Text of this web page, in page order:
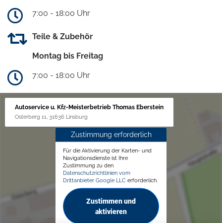
7:00 - 18:00 Uhr
Teile & Zubehör
Montag bis Freitag
7:00 - 18:00 Uhr
Autoservice u. Kfz-Meisterbetrieb Thomas Eberstein
Osterberg 11, 31636 Linsburg
Zustimmung erforderlich
Für die Aktivierung der Karten- und
Navigationsdienste ist Ihre
Zustimmung zu den
Datenschutzrichtlinien vom
Drittanbieter Google LLC erforderlich.
Zustimmen und
aktivieren